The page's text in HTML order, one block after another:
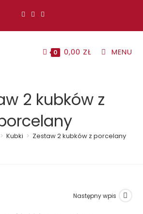
0 0,00 ZŁ MENU
2 kubków z
> Kubki > Zestaw 2 kubków z porcelany
Następny wpis